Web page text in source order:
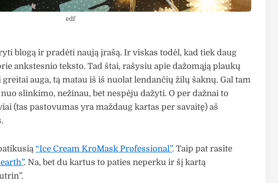
edf
blogą ir pradėti naują įrašą. Ir viskas todėl, kad tiek daug
ankstesnio teksto. Tad štai, rašysiu apie dažomąją plaukų
auga, tą matau iš iš nuolat lendančių žilų šaknų. Gal tam
slinkimo, nežinau, bet nespėju dažyti. O per dažnai to
(tas pastovumas yra maždaug kartas per savaitę) aš
“Ice Cream KroMask Professional”. Taip pat rasite
. Na, bet du kartus to paties neperku ir šį kartą